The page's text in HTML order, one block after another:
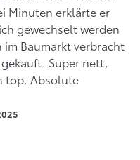
Minuten erklärte er
gewechselt werden
Baumarkt verbracht
Super nett,
top. Absolute